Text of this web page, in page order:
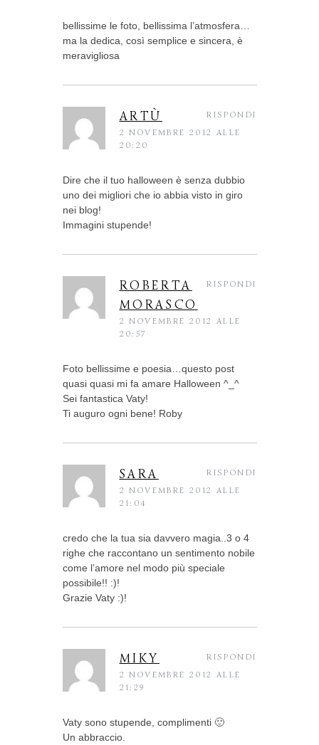
bellissime le foto, bellissima l’atmosfera…
ma la dedica, così semplice e sincera, è
meravigliosa
ARTÙ
2 NOVEMBRE 2012 ALLE
20:20
Dire che il tuo halloween è senza dubbio
uno dei migliori che io abbia visto in giro
nei blog!
Immagini stupende!
RISPONDI
ROBERTA
MORASCO
2 NOVEMBRE 2012 ALLE
20:57
Foto bellissime e poesia…questo post
quasi quasi mi fa amare Halloween ^_^
Sei fantastica Vaty!
Ti auguro ogni bene! Roby
RISPONDI
SARA
2 NOVEMBRE 2012 ALLE
21:04
credo che la tua sia davvero magia..3 o 4
righe che raccontano un sentimento nobile
come l’amore nel modo più speciale
possibile!! :)!
Grazie Vaty :)!
RISPONDI
MIKY
2 NOVEMBRE 2012 ALLE
21:29
Vaty sono stupende, complimenti 🙂
Un abbraccio.
RISPONDI